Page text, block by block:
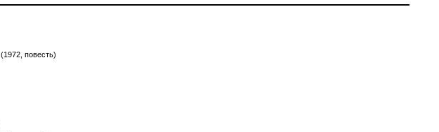
(1972, повесть)